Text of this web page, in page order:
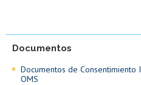
Documentos
Documentos de
OMS